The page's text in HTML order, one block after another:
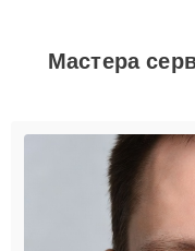
Мастера